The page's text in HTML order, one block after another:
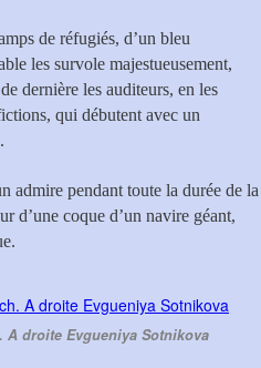
de réfugiés, d’un bleu
les survole majestueusement,
dernière les auditeurs, en les
qui débutent avec un
admire pendant toute la durée de la
d’une coque d’un navire géant,
A droite Evgueniya Sotnikova